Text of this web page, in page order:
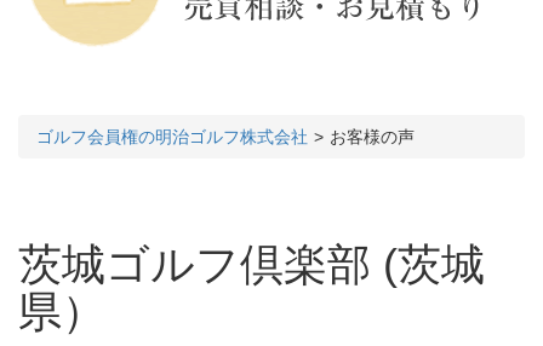
ゴルフ会員権の明治ゴルフ株式会社 お客様の声
茨城ゴルフ倶楽部 (茨城
県）